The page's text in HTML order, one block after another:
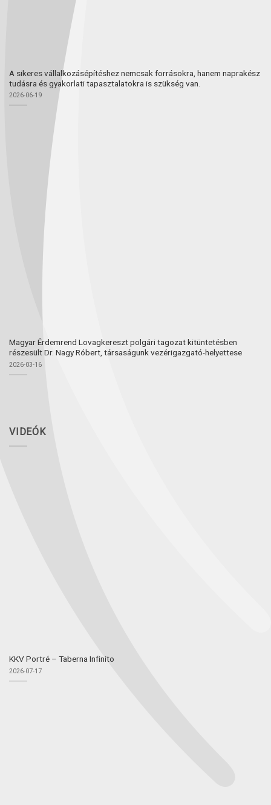
A sikeres vállalkozásépítéshez nemcsak forrásokra, hanem naprakész
tudásra és gyakorlati tapasztalatokra is szükség van.
2026-06-19
Magyar Érdemrend Lovagkereszt polgári tagozat kitüntetésben
részesült Dr. Nagy Róbert, társaságunk vezérigazgató-helyettese
2026-03-16
VIDEÓK
KKV Portré – Taberna Infinito
2026-07-17